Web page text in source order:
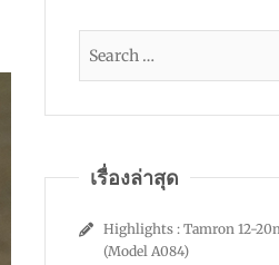
เรื่องล่าสุด
Highlights : Tamron 12-
(Model A084)